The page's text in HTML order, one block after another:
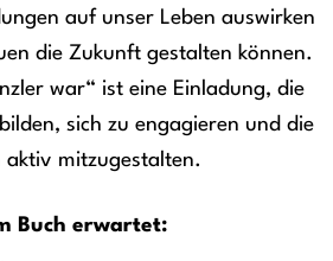
auf unser Leben auswirken
die Zukunft gestalten können.
war“ ist eine Einladung, die
sich zu engagieren und die
aktiv mitzugestalten.
Buch erwartet: